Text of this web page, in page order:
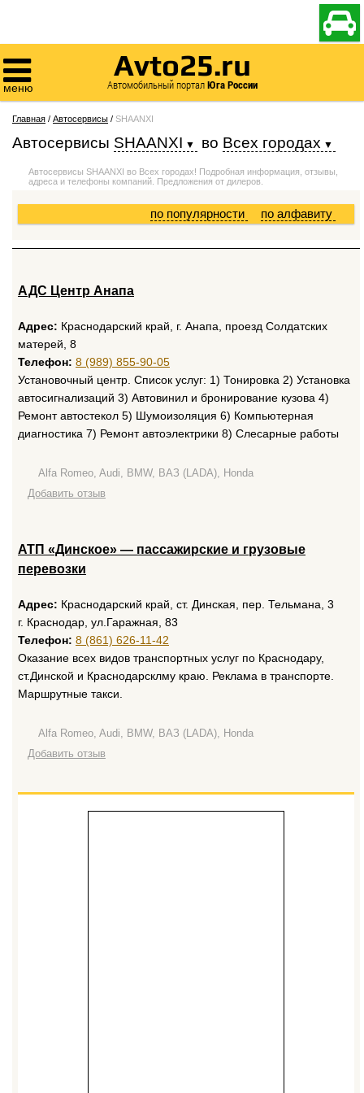


меню
Avto25.ru
Автомобильный порталЮга России
Главная / Автосервисы / SHAANXI
Автосервисы SHAANXI во Всех городах
Автосервисы SHAANXI во Всех городах! Подробная информация, отзывы,
адреса и телефоны компаний. Предложения от дилеров.
по алфавиту
по популярности
АДС Центр Анапа
Адрес: Краснодарский край, г. Анапа, проезд Солдатских
матерей, 8
Телефон: 8 (989) 855-90-05
Установочный центр. Список услуг: 1) Тонировка 2) Установка
автосигнализаций 3) Автовинил и бронирование кузова 4)
Ремонт автостекол 5) Шумоизоляция 6) Компьютерная
диагностика 7) Ремонт автоэлектрики 8) Слесарные работы
Alfa Romeo, Audi, BMW, ВАЗ (LADA), Honda
Добавить отзыв
АТП «Динское» — пассажирские и грузовые
перевозки
Адрес: Краснодарский край, ст. Динская, пер. Тельмана, 3
г. Краснодар, ул.Гаражная, 83
Телефон: 8 (861) 626-11-42
Оказание всех видов транспортных услуг по Краснодару,
ст.Динской и Краснодарсклму краю. Реклама в транспорте.
Маршрутные такси.
Alfa Romeo, Audi, BMW, ВАЗ (LADA), Honda
Добавить отзыв